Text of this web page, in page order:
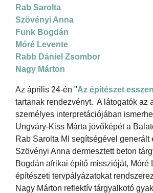
Rab Sarolta
Szövényi Anna
Funk Bogdán
Móré Levente
Rabb Dániel Zsombor
Nagy Márton
Az április 24-én "Az építészet
tartanak rendezvényt. A látogatók az
személyes interpretációjában
Ungváry-Kiss Márta jövőképét a
Rab Sarolta MI segítségével generált
Szövényi Anna dermesztett beton
Bogdán afrikai építő misszióját, Móré
építészeti tervpályázatokat
Nagy Márton reflektív tárgyalkotó